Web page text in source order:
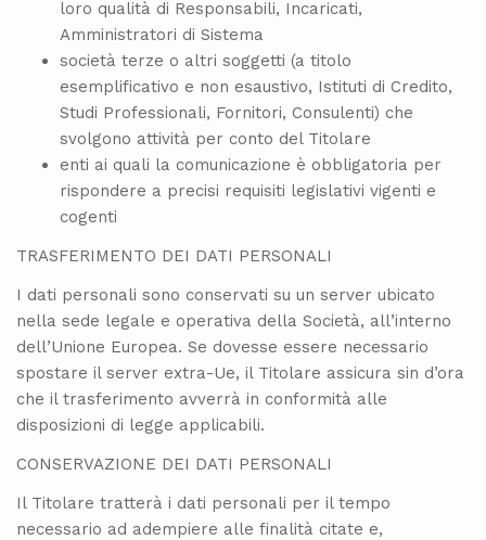
loro qualità di Responsabili, Incaricati,
Amministratori di Sistema
società terze o altri soggetti (a titolo
esemplificativo e non esaustivo, Istituti di Credito,
Studi Professionali, Fornitori, Consulenti) che
svolgono attività per conto del Titolare
enti ai quali la comunicazione è obbligatoria per
rispondere a precisi requisiti legislativi vigenti e
cogenti
TRASFERIMENTO DEI DATI PERSONALI
I dati personali sono conservati su un server ubicato
nella sede legale e operativa della Società, all’interno
dell’Unione Europea. Se dovesse essere necessario
spostare il server extra-Ue, il Titolare assicura sin d’ora
che il trasferimento avverrà in conformità alle
disposizioni di legge applicabili.
CONSERVAZIONE DEI DATI PERSONALI
Il Titolare tratterà i dati personali per il tempo
necessario ad adempiere alle finalità citate e,